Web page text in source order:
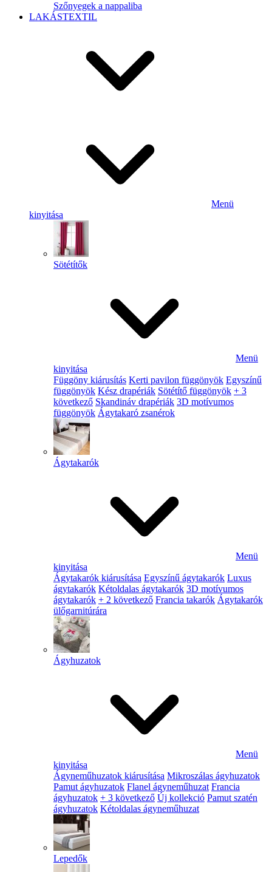
Szőnyegek a nappaliba
LAKÁSTEXTIL
Menü
kinyitása
Sötétítők
Menü
kinyitása
Függöny kiárusítás Kerti pavilon függönyök Egyszínű
függönyök Kész drapériák Sötétítő függönyök + 3
következő Skandináv drapériák 3D motívumos
függönyök Ágytakaró zsanérok
Ágytakarók
Menü
kinyitása
Ágytakarók kiárusítása Egyszínű ágytakarók Luxus
ágytakarók Kétoldalas ágytakarók 3D motívumos
ágytakarók + 2 következő Francia takarók Ágytakarók
ülőgarnitúrára
Ágyhuzatok
Menü
kinyitása
Ágyneműhuzatok kiárusítása Mikroszálas ágyhuzatok
Pamut ágyhuzatok Flanel ágyneműhuzat Francia
ágyhuzatok + 3 következő Új kollekció Pamut szatén
ágyhuzatok Kétoldalas ágyneműhuzat
Lepedők